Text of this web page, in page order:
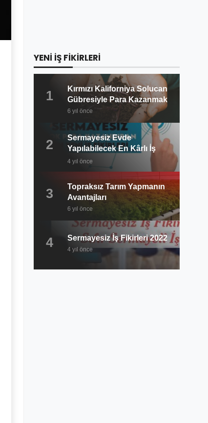
YENİ İŞ FİKİRLERİ
1
Kırmızı Kaliforniya Solucan
Gübresiyle Para Kazanmak
6 yıl önce
2
Sermayesiz Evde
Yapılabilecek En Kârlı İş
Fikirleri 2022
4 yıl önce
3
Topraksız Tarım Yapmanın
Avantajları
6 yıl önce
4 Sermayesiz İş Fikirleri 2022
4 yıl önce